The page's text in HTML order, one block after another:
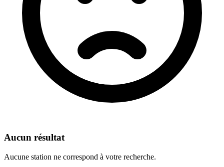
Aucun résultat
Aucune station ne correspond à votre recherche.